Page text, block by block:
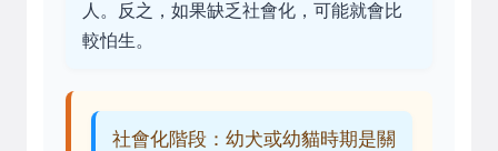
人。反之，如果缺乏社會化，可能就會比
較怕生。
社會化階段：幼犬或幼貓時期是關